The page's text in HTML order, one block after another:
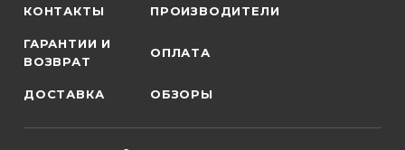
КОНТАКТЫ ПРОИЗВОДИТЕЛИ
ГАРАНТИИ И
ВОЗВРАТ
ОПЛАТА
ДОСТАВКА ОБЗОРЫ